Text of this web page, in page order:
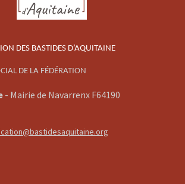
DES BASTIDES D’AQUITAINE
DE LA FÉDÉRATION
- Mairie de Navarrenx F64190